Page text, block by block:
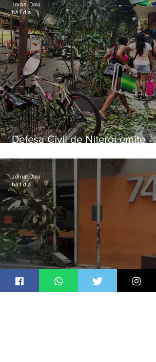
Defesa Civil de Niterói emite
sexta-feira (07)
Jornal Daki
há 1 dia
Jornal Daki
há 1 dia